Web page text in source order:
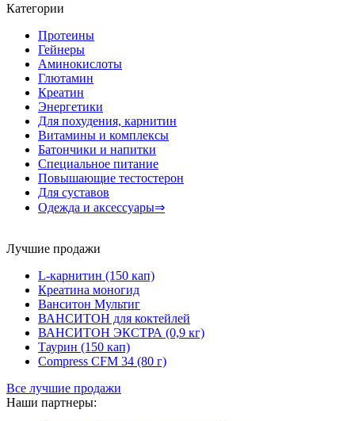
Категории
Протеины
Гейнеры
Аминокислоты
Глютамин
Креатин
Энергетики
Для похудения, карнитин
Витамины и комплексы
Батончики и напитки
Специальное питание
Повышающие тестостерон
Для суставов
Одежда и аксессуары⇒
Лучшие продажи
L-карнитин (150 кап)
Креатина моногид
Ванситон Мультиг
ВАНСИТОН для коктейлей
ВАНСИТОН ЭКСТРА (0,9 кг)
Таурин (150 кап)
Compress CFM 34 (80 г)
Все лучшие продажи
Наши партнеры: